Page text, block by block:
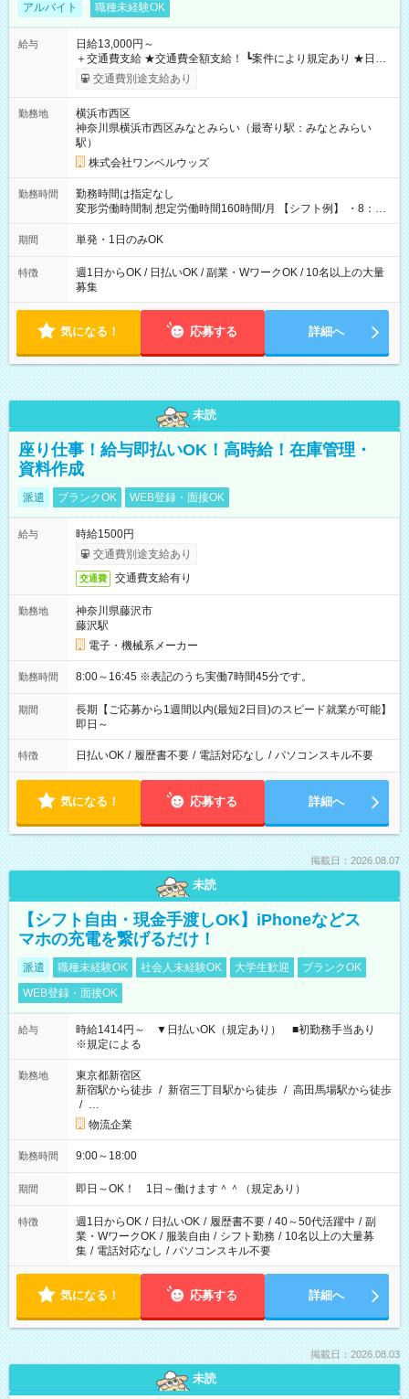
アルバイト 職種未経験OK
給与
日給13,000円～
＋交通費支給 ★交通費全額支給！ ┗案件により規定あり ★日払
いOK！（規定あり） ┗働いたその日に現金GET♪ お仕事後はコ
ンビニATMから 日払い分を引き落とせます！ 【試用期間】試
交通費別途支給あり
勤務地
横浜市西区
神奈川県横浜市西区みなとみらい（最寄り駅：みなとみらい
駅）
株式会社ワンベルウッズ
勤務時間
勤務時間は指定なし
変形労働時間制 想定労働時間160時間/月 【シフト例】 ・8：00
～21：00
期間 単発・1日のみOK
特徴
週1日からOK / 日払いOK / 副業・WワークOK / 10名以上の大量
募集
気になる！ 応募する 詳細へ
未読
座り仕事！給与即払いOK！高時給！在庫管理・
資料作成
派遣 ブランクOK WEB登録・面接OK
給与
時給1500円
交通費別途支給あり
交通費 交通費支給有り
勤務地
神奈川県藤沢市
藤沢駅
電子・機械系メーカー
勤務時間 8:00～16:45 ※表記のうち実働7時間45分です。
期間
長期【ご応募から1週間以内(最短2日目)のスピード就業が可能】
即日～
特徴 日払いOK / 履歴書不要 / 電話対応なし / パソコンスキル不要
気になる！ 応募する 詳細へ
掲載日：2026.08.07
未読
【シフト自由・現金手渡しOK】iPhoneなどス
マホの充電を繋げるだけ！
派遣 職種未経験OK 社会人未経験OK 大学生歓迎
ブランクOK
WEB登録・面接OK
給与
時給1414円～ ▼日払いOK（規定あり） ■初勤務手当あり
※規定による
勤務地
東京都新宿区
新宿駅から徒歩 / 新宿三丁目駅から徒歩 / 高田馬場駅から徒歩
/ …
物流企業
勤務時間 9:00～18:00
期間 即日～OK！ 1日～働けます＾＾（規定あり）
特徴 週1日からOK / 日払いOK / 履歴書不要 / 40～50代活躍中 / 副
業・WワークOK / 服装自由 / シフト勤務 / 10名以上の大量募
集 / 電話対応なし / パソコンスキル不要
気になる！ 応募する 詳細へ
掲載日：2026.08.03
未読